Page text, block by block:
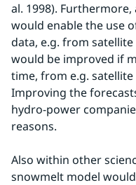
al. 1998).
would enable the use
data, e.g. from
would be improved if
time, from e.g. satellite
Improving the
hydro-power
reasons.
Also within other
snowmelt model